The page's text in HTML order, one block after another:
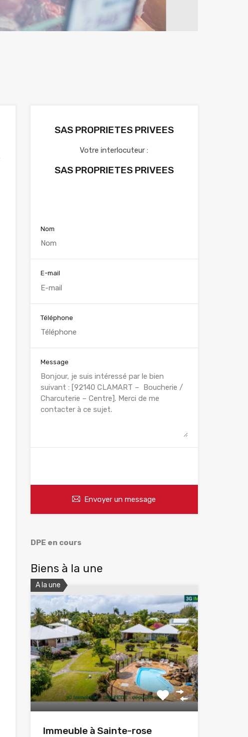
SAS PROPRIETES PRIVEES
Votre interlocuteur :
SAS PROPRIETES PRIVEES
Nom
E-mail
Téléphone
Message
Envoyer un message
DPE en cours
Biens à la une
A la une
Immeuble à Sainte-rose